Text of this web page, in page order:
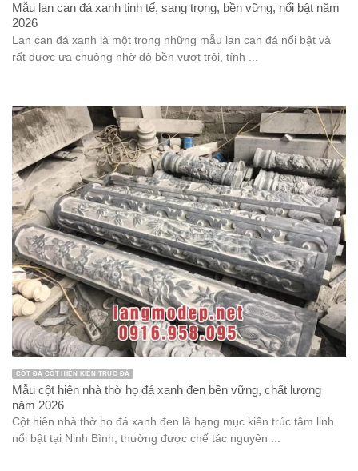
Mẫu lan can đá xanh tinh tế, sang trọng, bền vững, nổi bật năm
2026
Lan can đá xanh là một trong những mẫu lan can đá nổi bật và
rất được ưa chuộng nhờ độ bền vượt trội, tính ...
CỘT ĐÁ CỘT HIÊN KIẾN TRÚC ĐÁ
Mẫu cột hiên nhà thờ họ đá xanh đen bền vững, chất lượng
năm 2026
Cột hiên nhà thờ họ đá xanh đen là hạng mục kiến trúc tâm linh
nổi bật tại Ninh Bình, thường được chế tác nguyên ...